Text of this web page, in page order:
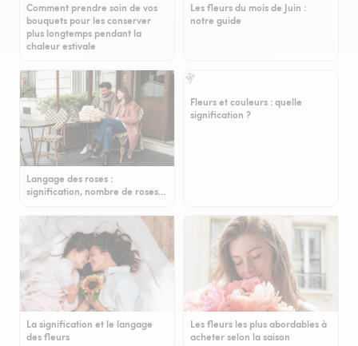
Comment prendre soin de vos
bouquets pour les conserver
plus longtemps pendant la
chaleur estivale
Les fleurs du mois de Juin :
notre guide
Langage des roses :
signification, nombre de roses…
Fleurs et couleurs : quelle
signification ?
La signification et le langage
des fleurs
Les fleurs les plus abordables à
acheter selon la saison